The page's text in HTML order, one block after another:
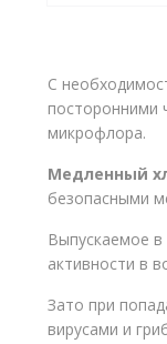
С
посторонними
микрофлора.
Медленный
безопасными
Выпускаемое
активности в
Зато при
вирусами и